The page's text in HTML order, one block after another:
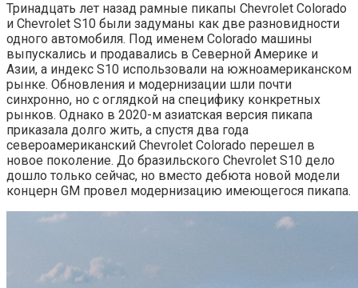
Тринадцать лет назад рамные пикапы Chevrolet Colorado
и Chevrolet S10 были задуманы как две разновидности
одного автомобиля. Под именем Colorado машины
выпускались и продавались в Северной Америке и
Азии, а индекс S10 использовали на южноамериканском
рынке. Обновления и модернизации шли почти
синхронно, но с оглядкой на специфику конкретных
рынков. Однако в 2020-м азиатская версия пикапа
приказала долго жить, а спустя два года
североамериканский Chevrolet Colorado перешел в
новое поколение. До бразильского Chevrolet S10 дело
дошло только сейчас, но вместо дебюта новой модели
концерн GM провел модернизацию имеющегося пикапа.